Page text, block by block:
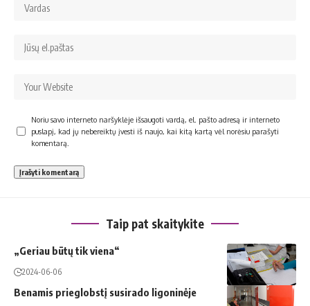
Noriu savo interneto naršyklėje išsaugoti vardą, el. pašto adresą ir interneto
puslapį, kad jų nebereiktų įvesti iš naujo, kai kitą kartą vėl norėsiu parašyti
komentarą.
Taip pat skaitykite
„Geriau būtų tik viena“
2024-06-06
Benamis prieglobstį susirado ligoninėje